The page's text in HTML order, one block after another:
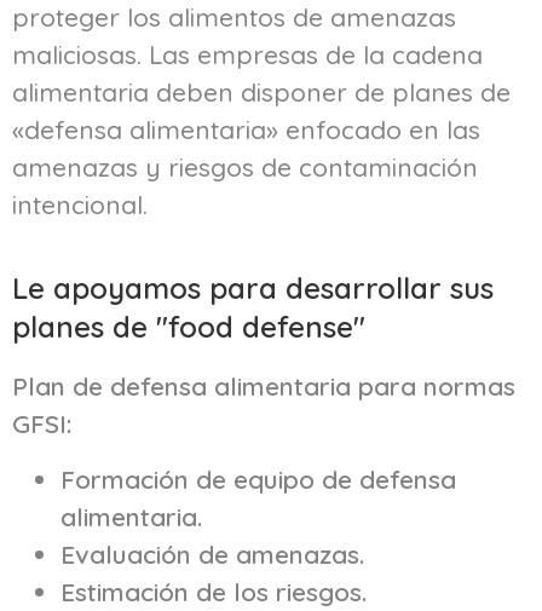
proteger los alimentos de amenazas
maliciosas. Las empresas de la cadena
alimentaria deben disponer de planes de
«defensa alimentaria» enfocado en las
amenazas y riesgos de contaminación
intencional.
Le apoyamos para desarrollar sus
planes de "food defense"
Plan de defensa alimentaria para normas
GFSI:
Formación de equipo de defensa
alimentaria.
Evaluación de amenazas.
Estimación de los riesgos.